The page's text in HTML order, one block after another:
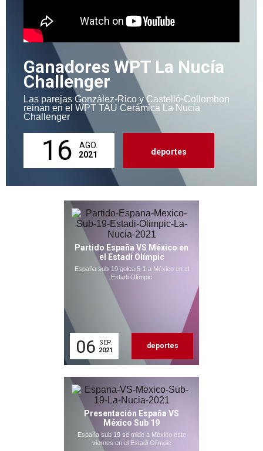
Ganadores WPT La Nucía
Challenger
Las parejas González-Rico y Castelló-Collombon
reinan en el WPT TAU Cerámica La Nucía
Challenger
16
AGO.
2021
deportes
Partido España VS México en
el Estadi Olímpic
España sub-19 golea 5-1 a México en el
Estadi Olímpic
06
SEP.
2021
deportes
Presentación España VS
México Sub 19
España sub 19 se mide a México este
viernes en el Estadi Olímpic